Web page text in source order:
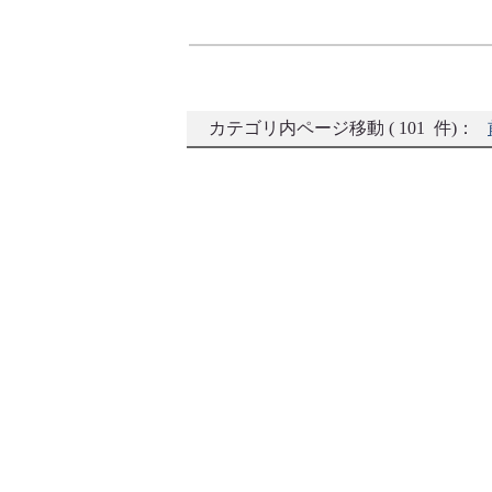
カテゴリ内ページ移動 ( 101 件)：